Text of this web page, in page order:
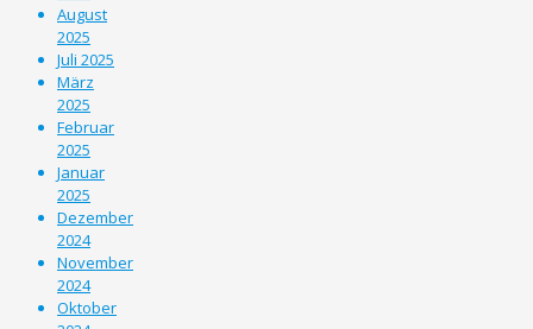
August
2025
Juli 2025
März
2025
Februar
2025
Januar
2025
Dezember
2024
November
2024
Oktober